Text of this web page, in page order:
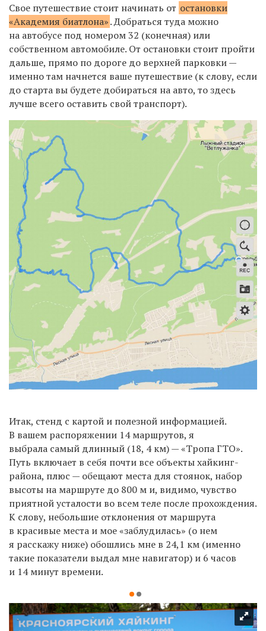
Свое путешествие стоит начинать от остановки
«Академия биатлона». Добраться туда можно
на автобусе под номером 32 (конечная) или
собственном автомобиле. От остановки стоит пройти
дальше, прямо по дороге до верхней парковки —
именно там начнется ваше путешествие (к слову, если
до старта вы будете добираться на авто, то здесь
лучше всего оставить свой транспорт).
Итак, стенд с картой и полезной информацией.
В вашем распоряжении 14 маршрутов, я
выбрала самый длинный (18, 4 км) — «Тропа ГТО».
Путь включает в себя почти все объекты хайкинг-
района, плюс — обещают места для стоянок, набор
высоты на маршруте до 800 м и, видимо, чувство
приятной усталости во всем теле после прохождения.
К слову, небольшие отклонения от маршрута
в красивые места и мое «заблудилась» (о нем
я расскажу ниже) обошлись мне в 24,1 км (именно
такие показатели выдал мне навигатор) и 6 часов
и 14 минут времени.